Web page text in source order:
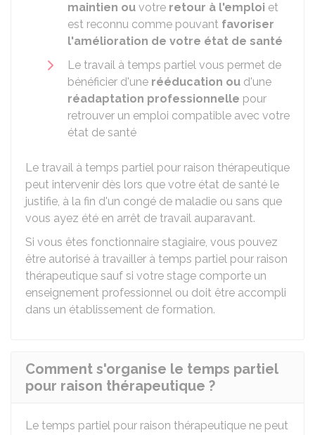
maintien ou votre retour à l'emploi et
est reconnu comme pouvant favoriser
l'amélioration de votre état de santé
Le travail à temps partiel vous permet de
bénéficier d'une rééducation ou d'une
réadaptation professionnelle pour
retrouver un emploi compatible avec votre
état de santé
Le travail à temps partiel pour raison thérapeutique
peut intervenir dès lors que votre état de santé le
justifie, à la fin d'un congé de maladie ou sans que
vous ayez été en arrêt de travail auparavant.
Si vous êtes fonctionnaire stagiaire, vous pouvez
être autorisé à travailler à temps partiel pour raison
thérapeutique sauf si votre stage comporte un
enseignement professionnel ou doit être accompli
dans un établissement de formation.
Comment s'organise le temps partiel
pour raison thérapeutique ?
Le temps partiel pour raison thérapeutique ne peut